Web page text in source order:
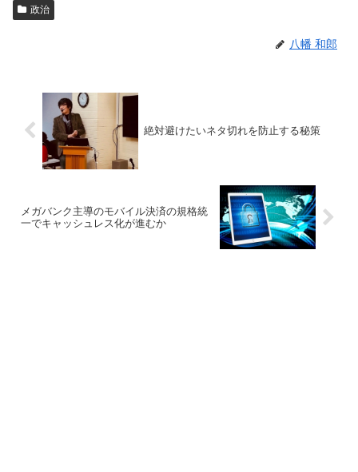
政治
八幡 和郎
絶対避けたいネタ切れを防止する秘策
メガバンク主導のモバイル決済の規格統
一でキャッシュレス化が進むか